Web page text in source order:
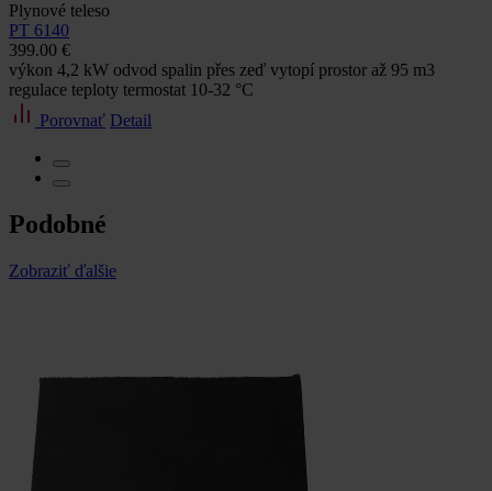
Plynové teleso
PT 6140
399.00 €
výkon 4,2 kW odvod spalin přes zeď vytopí prostor až 95 m3
regulace teploty termostat 10-32 °C
Porovnať Detail
Podobné
Zobraziť ďalšie